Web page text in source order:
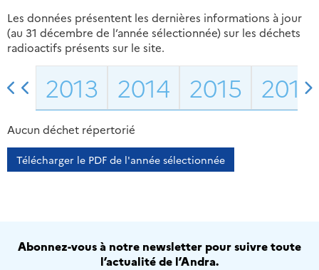
Les données présentent les dernières informations à jour
(au 31 décembre de l’année sélectionnée) sur les déchets
radioactifs présents sur le site.
2013 2014 2015 2016
Aucun déchet répertorié
Télécharger le PDF de l'année sélectionnée
Abonnez-vous à notre newsletter pour suivre toute
l’actualité de l’Andra.